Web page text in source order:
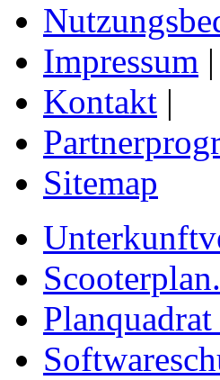
Impressum |
Kontakt |
Sitemap